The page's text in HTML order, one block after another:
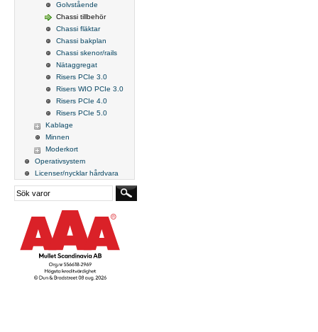
Golvstående
Chassi tillbehör
Chassi fläktar
Chassi bakplan
Chassi skenor/rails
Nätaggregat
Risers PCIe 3.0
Risers WIO PCIe 3.0
Risers PCIe 4.0
Risers PCIe 5.0
Kablage
Minnen
Moderkort
Operativsystem
Licenser/nycklar hårdvara